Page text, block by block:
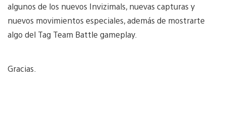
algunos de los nuevos Invizimals, nuevas capturas y
nuevos movimientos especiales, además de mostrarte
algo del Tag Team Battle gameplay.
Gracias.